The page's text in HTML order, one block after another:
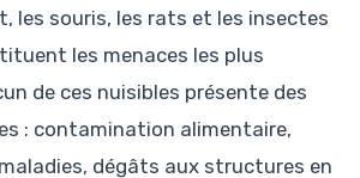
les souris, les rats et les insectes
les menaces les plus
de ces nuisibles présente des
: contamination alimentaire,
dégâts aux structures en